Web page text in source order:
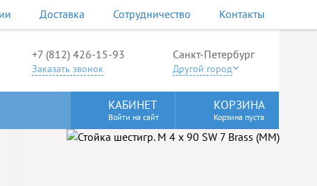
Доставка Сотрудничество Контакты
+7 (812) 426-15-93
Заказать звонок
Санкт-Петербург
Другой город
КАБИНЕТ
Войти на сайт
КОРЗИНА
Корзина пуста